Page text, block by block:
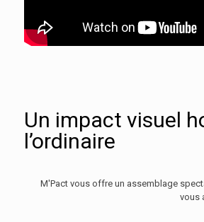
Un impact visuel
l’ordinaire
M'Pact vous offre un assemblage
vous